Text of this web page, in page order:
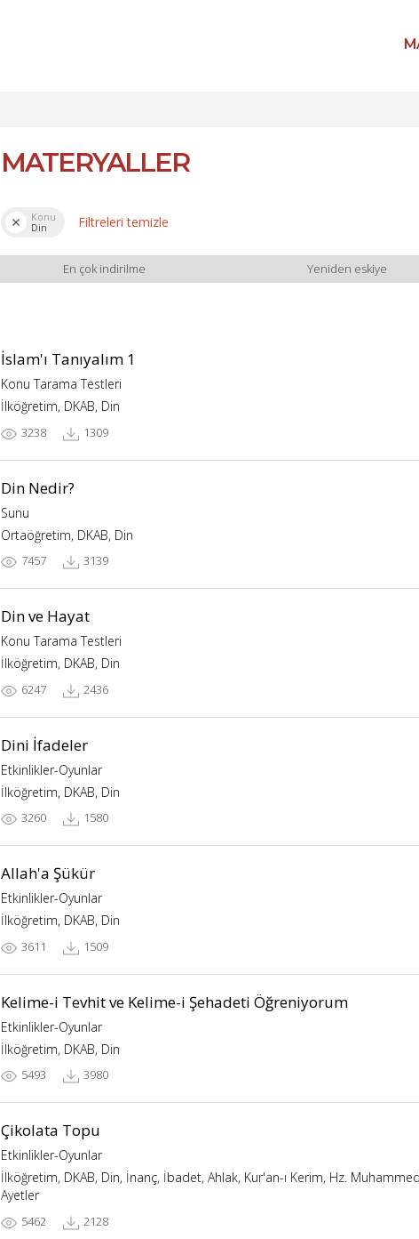
MATERYALLER
Konu
Din
Filtreleri temizle
En çok indirilme Yeniden eskiye
İslam'ı Tanıyalım 1
Konu Tarama Testleri
İlköğretim, DKAB, Din
3238 1309
Din Nedir?
Sunu
Ortaöğretim, DKAB, Din
7457 3139
Din ve Hayat
Konu Tarama Testleri
İlköğretim, DKAB, Din
6247 2436
Dini İfadeler
Etkinlikler-Oyunlar
İlköğretim, DKAB, Din
3260 1580
Allah'a Şükür
Etkinlikler-Oyunlar
İlköğretim, DKAB, Din
3611 1509
Kelime-i Tevhit ve Kelime-i Şehadeti Öğreniyorum
Etkinlikler-Oyunlar
İlköğretim, DKAB, Din
5493 3980
Çikolata Topu
Etkinlikler-Oyunlar
İlköğretim, DKAB, Din, İnanç, İbadet, Ahlak, Kur'an-ı Kerim, Hz.
Ayetler
5462 2128